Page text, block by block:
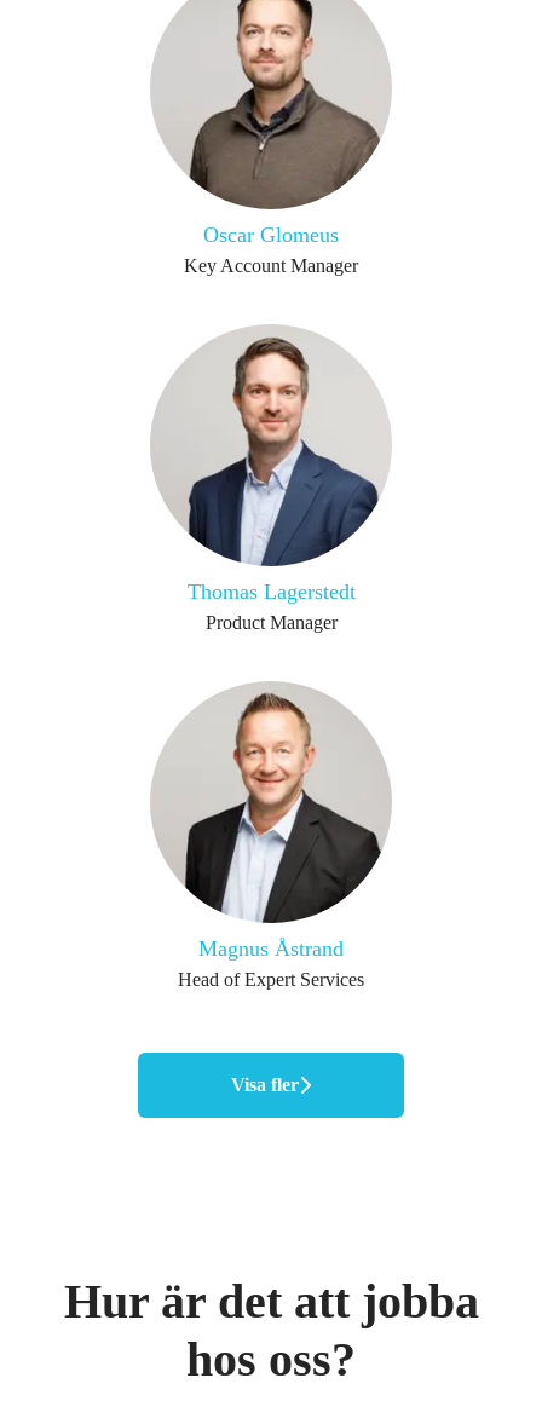
Oscar Glomeus
Key Account Manager
Thomas Lagerstedt
Product Manager
Magnus Åstrand
Head of Expert Services
Visa fler
Hur är det att jobba
hos oss?